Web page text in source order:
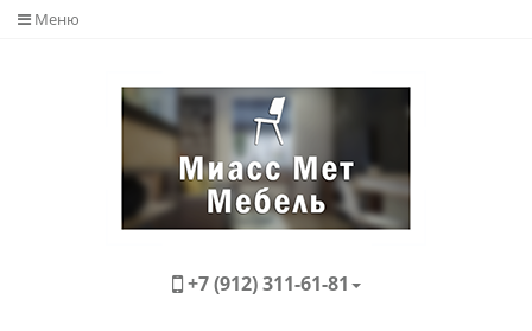
Меню
+7 (912) 311-61-81